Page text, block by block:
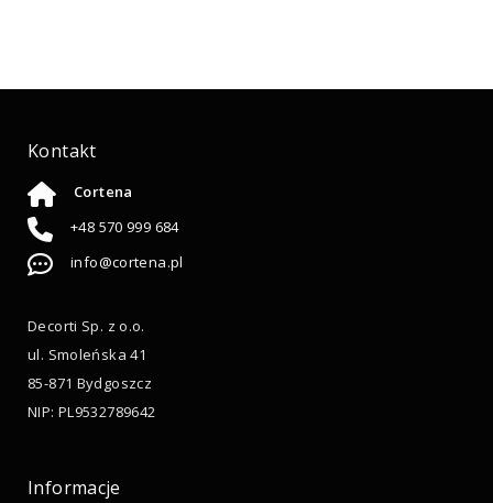
Kontakt
Cortena
+48 570 999 684
info@cortena.pl
Decorti Sp. z o.o.
ul. Smoleńska 41
85-871 Bydgoszcz
NIP: PL9532789642
Informacje